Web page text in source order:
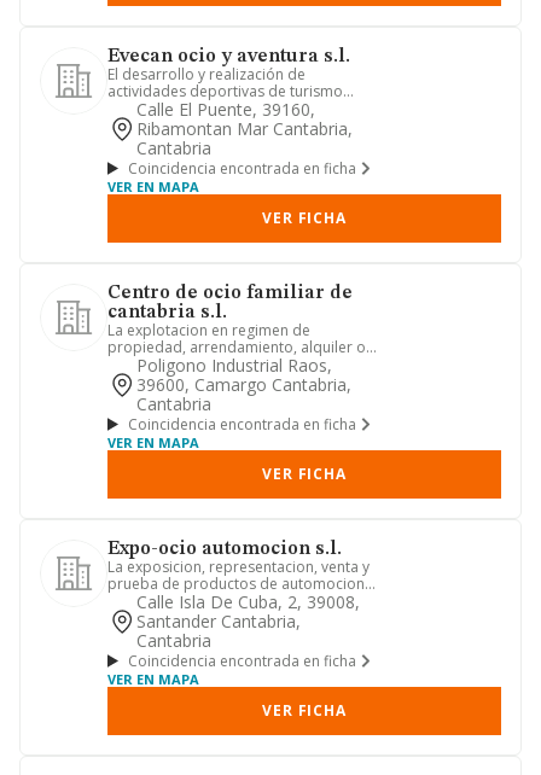
Evecan ocio y aventura s.l.
El desarrollo y realización de
actividades deportivas de turismo
activo, ocio, tiempo libre y depor...
Calle El Puente, 39160,
Ribamontan Mar Cantabria,
Cantabria
Coincidencia encontrada en ficha
VER EN MAPA
VER FICHA
Centro de ocio familiar de
cantabria s.l.
La explotacion en regimen de
propiedad, arrendamiento, alquiler o
cesion de todo tipo de establecim...
Poligono Industrial Raos,
39600, Camargo Cantabria,
Cantabria
Coincidencia encontrada en ficha
VER EN MAPA
VER FICHA
Expo-ocio automocion s.l.
La exposicion, representacion, venta y
prueba de productos de automocion.
la representacion de depo...
Calle Isla De Cuba, 2, 39008,
Santander Cantabria,
Cantabria
Coincidencia encontrada en ficha
VER EN MAPA
VER FICHA